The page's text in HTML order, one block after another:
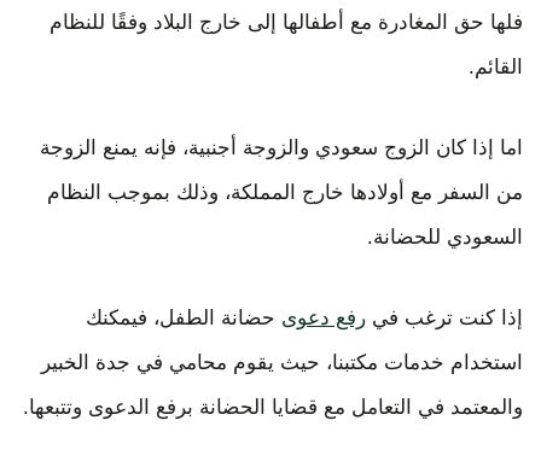
فلها حق المغادرة مع أطفالها إلى خارج البلاد وفقًا للنظام
القائم.
اما إذا كان الزوج سعودي والزوجة أجنبية، فإنه يمنع الزوجة
من السفر مع أولادها خارج المملكة، وذلك بموجب النظام
السعودي للحضانة.
إذا كنت ترغب في رفع دعوى حضانة الطفل، فيمكنك
استخدام خدمات مكتبنا، حيث يقوم محامي في جدة الخبير
والمعتمد في التعامل مع قضايا الحضانة برفع الدعوى وتتبعها.